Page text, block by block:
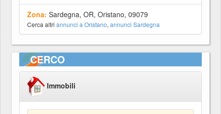
Zona: Sardegna, OR, Oristano, 09079
Cerca altri annunci a Oristano, annunci Sardegna
CERCO
Immobili